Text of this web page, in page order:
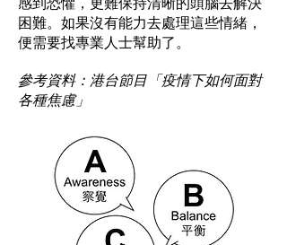
困難。如果沒有能力去處理這些情緒，
便需要找專業人士幫助了。
參考資料：港台節目「疫情下如何面對
各種焦慮」